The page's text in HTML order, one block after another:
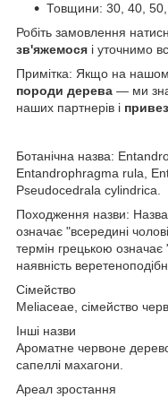
Товщини: 30, 40,
Робіть замовлення
зв'яжемося і уточнимо
Примітка: Якщо на
породи дерева — ми
наших партнерів і
Ботанічна назва:
Entandrophragma rula,
Pseudocedrala cylindrica.
Походження назви: Назва
означає "всередині
термін грецькою
наявність
Сімейство
Meliaceae, сімейство
Інші назви
Ароматне червоне
сапеллі махагони.
Ареал зростання